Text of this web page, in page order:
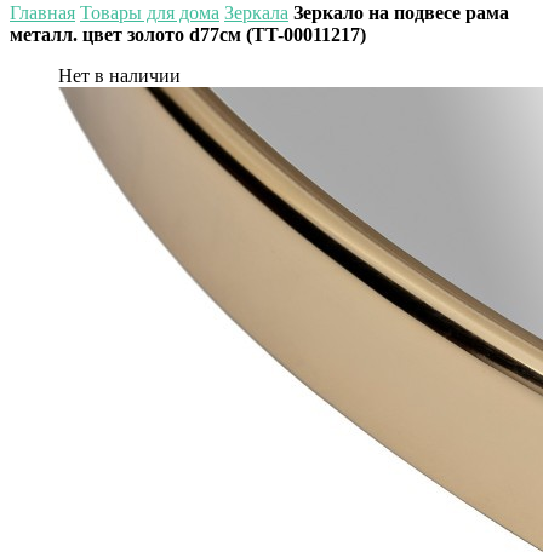
Главная Товары для дома Зеркала Зеркало на подвесе рама
металл. цвет золото d77см (TT-00011217)
Нет в наличии